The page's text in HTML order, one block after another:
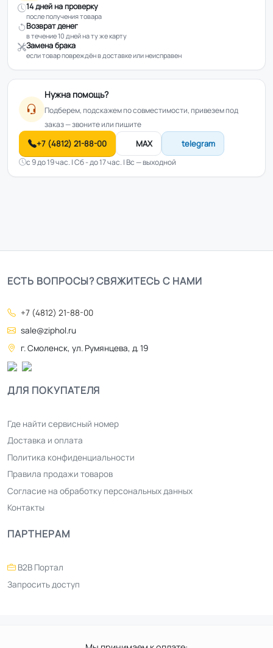
14 дней на проверку
после получения товара
Возврат денег
в течение 10 дней на ту же карту
Замена брака
если товар повреждён в доставке или неисправен
Нужна помощь?
Подберем, подскажем по совместимости, привезем под
заказ — звоните или пишите
+7 (4812) 21-88-00 MAX telegram
с 9 до 19 час. | Сб - до 17 час. | Вс — выходной
ЕСТЬ ВОПРОСЫ? СВЯЖИТЕСЬ С НАМИ
+7 (4812) 21-88-00
sale@ziphol.ru
г. Смоленск, ул. Румянцева, д. 19
ДЛЯ ПОКУПАТЕЛЯ
Где найти сервисный номер
Доставка и оплата
Политика конфиденциальности
Правила продажи товаров
Согласие на обработку персональных данных
Контакты
ПАРТНЕРАМ
B2B Портал
Запросить доступ